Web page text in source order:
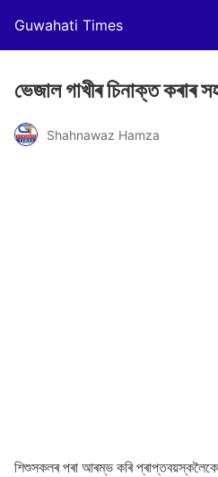
Guwahati Times
ভেজাল গাখীৰ চিনাক্ত কৰাৰ
Shahnawaz Hamza
শিশুসকলৰ পৰা আৰম্ভ কৰি প্ৰাপ্তবয়স্কলৈকে